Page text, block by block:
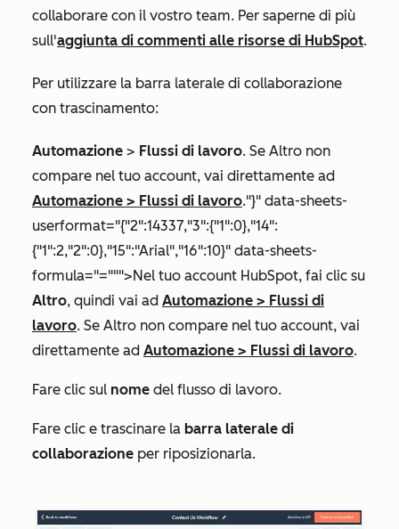
collaborare con il vostro team. Per saperne di più
sull'aggiunta di commenti alle risorse di HubSpot.
Per utilizzare la barra laterale di collaborazione
con trascinamento:
Automazione > Flussi di lavoro. Se Altro non
compare nel tuo account, vai direttamente ad
Automazione > Flussi di lavoro."}" data-sheets-
userformat="{"2":14337,"3":{"1":0},"14":
{"1":2,"2":0},"15":"Arial","16":10}" data-sheets-
formula="=""">Nel tuo account HubSpot, fai clic su
Altro, quindi vai ad Automazione > Flussi di
lavoro. Se Altro non compare nel tuo account, vai
direttamente ad Automazione > Flussi di lavoro.
Fare clic sul nome del flusso di lavoro.
Fare clic e trascinare la barra laterale di
collaborazione per riposizionarla.